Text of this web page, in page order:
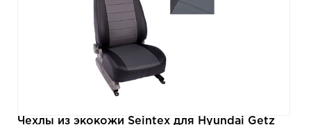
Чехлы из экокожи Seintex для Hyundai Getz